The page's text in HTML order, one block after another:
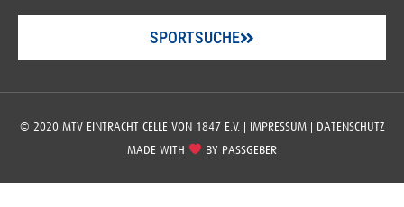
SPORTSUCHE
© 2020 MTV EINTRACHT CELLE VON 1847 E.V. | IMPRESSUM| DATENSCHUTZ
MADE WITH
BY PASSGEBER